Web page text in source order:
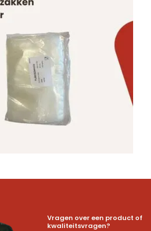
Vragen over een product of
kwaliteitsvragen?